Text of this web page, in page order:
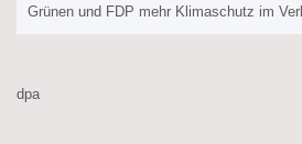
Grünen und FDP mehr Klimaschutz im
dpa